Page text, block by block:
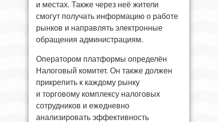
и местах. Также через неё жители
смогут получать информацию о работе
рынков и направлять электронные
обращения администрациям.
Оператором платформы определён
Налоговый комитет. Он также должен
прикрепить к каждому рынку
и торговому комплексу налоговых
сотрудников и ежедневно
анализировать эффективность